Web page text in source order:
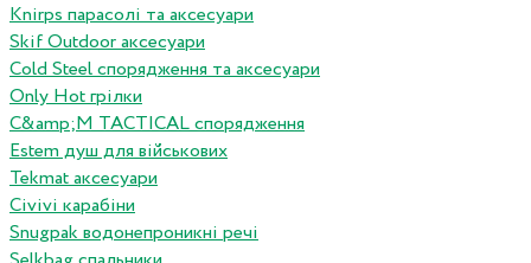
Knirps парасолі та аксесуари
Skif Outdoor аксесуари
Cold Steel спорядження та аксесуари
Only Hot грілки
C&amp;M TACTICAL спорядження
Estem душ для військових
Tekmat аксесуари
Сivivi карабіни
Snugpak водонепроникні речі